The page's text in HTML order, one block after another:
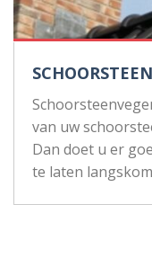
van uw
Dan doet u er
te laten